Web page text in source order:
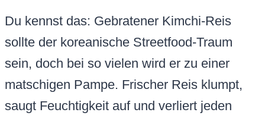
Du kennst das: Gebratener Kimchi-Reis
sollte der koreanische Streetfood-Traum
sein, doch bei so vielen wird er zu einer
matschigen Pampe. Frischer Reis klumpt,
saugt Feuchtigkeit auf und verliert jeden